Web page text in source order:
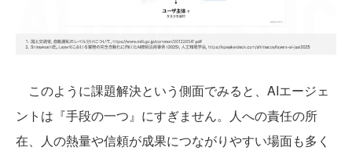
このように課題解決という側面でみると、AIエージェ
ントは『手段の一つ』にすぎません。人への責任の所
在、人の熱量や信頼が成果につながりやすい場面も多く